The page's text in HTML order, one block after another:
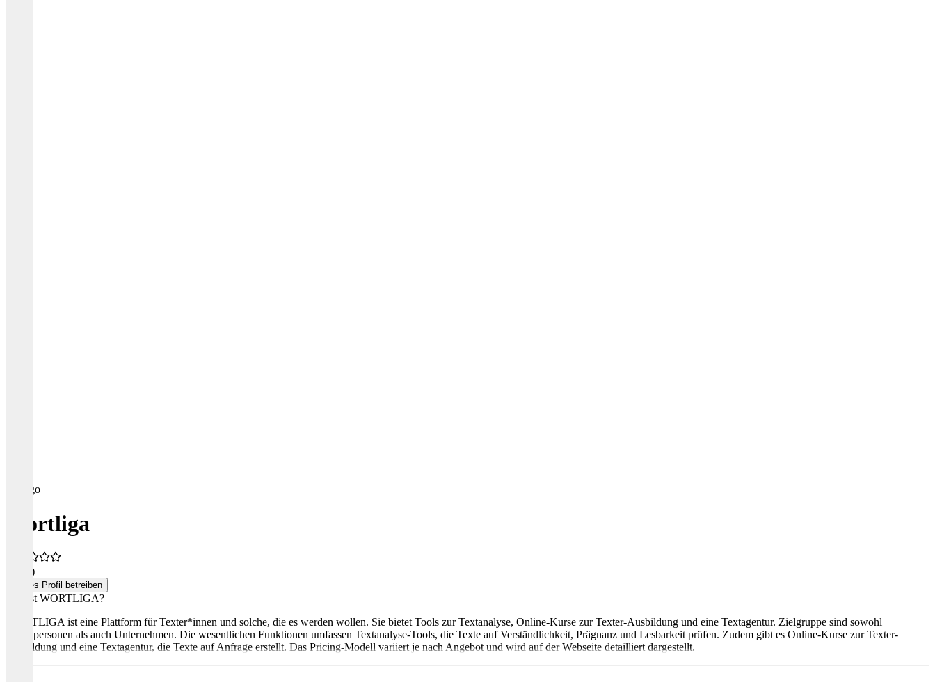
Wortliga
(3)
Dieses Profil betreiben
Was ist WORTLIGA?
WORTLIGA ist eine Plattform für Texter*innen und solche, die es werden wollen. Sie bietet Tools zur Textanalyse, Online-Kurse zur Texter-Ausbildung und eine Textagentur. Zielgruppe sind sowohl
Einzelpersonen als auch Unternehmen. Die wesentlichen Funktionen umfassen Textanalyse-Tools, die Texte auf Verständlichkeit, Prägnanz und Lesbarkeit prüfen. Zudem gibt es Online-Kurse zur Texter-
Ausbildung und eine Textagentur, die Texte auf Anfrage erstellt. Das Pricing-Modell variiert je nach Angebot und wird auf der Webseite detailliert dargestellt.